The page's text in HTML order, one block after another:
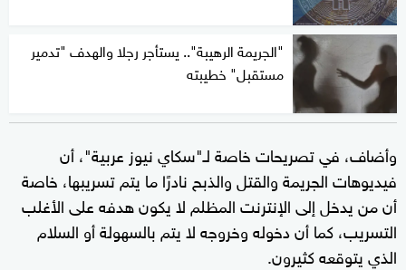
"الجريمة الرهيبة".. يستأجر رجلا والهدف "تدمير
مستقبل" خطيبته
وأضاف، في تصريحات خاصة لـ"سكاي نيوز عربية"، أن
فيديوهات الجريمة والقتل والذبح نادرًا ما يتم تسريبها، خاصة
أن من يدخل إلى الإنترنت المظلم لا يكون هدفه على الأغلب
التسريب، كما أن دخوله وخروجه لا يتم بالسهولة أو السلام
الذي يتوقعه كثيرون.